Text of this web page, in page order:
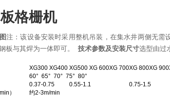
格栅机
注：该设备安装时采用整机吊装，在集水井两侧无
板与其焊为一体即可。
技术参数及安装尺寸选型由过
XG300 XG400 XG500 XG 600XG 700XG 800XG 900
60° 65° 70° 75° 80°
0.37-0.75 0.55-1.1 0.75-1.5
）
约2-3m/min